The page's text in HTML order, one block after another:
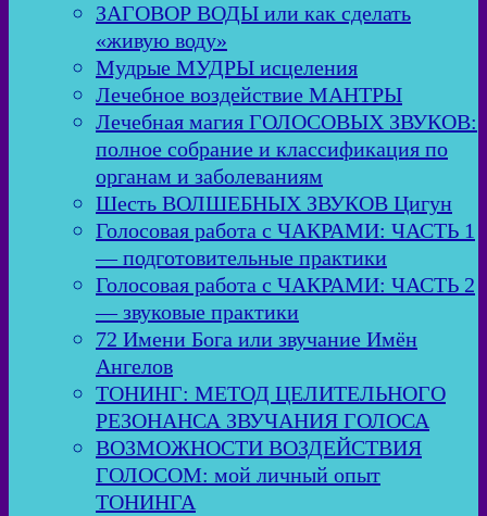
ЗАГОВОР ВОДЫ или как сделать
«живую воду»
Мудрые МУДРЫ исцеления
Лечебное воздействие МАНТРЫ
Лечебная магия ГОЛОСОВЫХ ЗВУКОВ:
полное собрание и классификация по
органам и заболеваниям
Шесть ВОЛШЕБНЫХ ЗВУКОВ Цигун
Голосовая работа с ЧАКРАМИ: ЧАСТЬ 1
— подготовительные практики
Голосовая работа с ЧАКРАМИ: ЧАСТЬ 2
— звуковые практики
72 Имени Бога или звучание Имён
Ангелов
ТОНИНГ: МЕТОД ЦЕЛИТЕЛЬНОГО
РЕЗОНАНСА ЗВУЧАНИЯ ГОЛОСА
ВОЗМОЖНОСТИ ВОЗДЕЙСТВИЯ
ГОЛОСОМ: мой личный опыт
ТОНИНГА